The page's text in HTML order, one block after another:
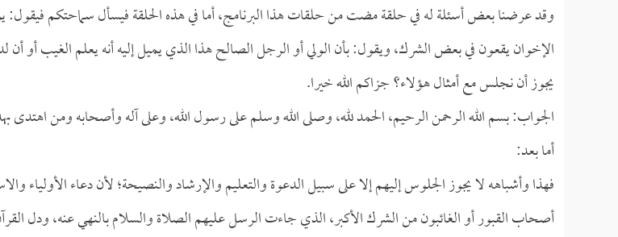
وقد عرضنا بعض أسئلة له في حلقة مضت من حلقات هذا البرنامج، أما في هذه الحلقة فيسأل سماحتكم
الإخوان يقعون في بعض الشرك، ويقول: بأن الولي أو الرجل الصالح هذا الذي يميل إليه أنه يعلم الغيب أو
يجوز أن نجلس مع أمثال هؤلاء؟ جزاكم الله خيرا.
الجواب: بسم الله الرحمن الرحيم، الحمد لله، وصلى الله وسلم على رسول الله، وعلى آله وأصحابه ومن اهتدى
أما بعد:
فهذا وأشباهه لا يجوز الجلوس إليهم إلا على سبيل الدعوة والتعليم والإرشاد والنصيحة؛ لأن دعاء الأولياء
أصحاب القبور أو الغائبون من الشرك الأكبر، الذي جاءت الرسل عليهم الصلاة والسلام بالنهي عنه، ودل